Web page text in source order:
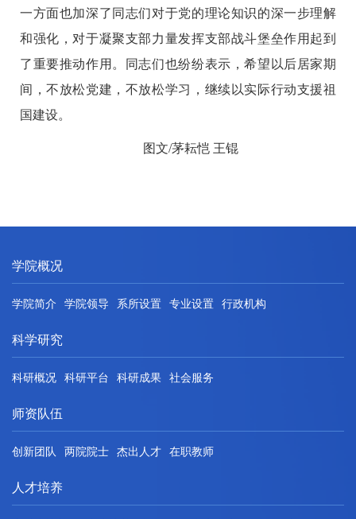
一方面也加深了同志们对于党的理论知识的深一步理解
和强化，对于凝聚支部力量发挥支部战斗堡垒作用起到
了重要推动作用。同志们也纷纷表示，希望以后居家期
间，不放松党建，不放松学习，继续以实际行动支援祖
国建设。
图文/茅耘恺 王锟
学院概况
学院简介 学院领导 系所设置 专业设置 行政机构
科学研究
科研概况 科研平台 科研成果 社会服务
师资队伍
创新团队 两院院士 杰出人才 在职教师
人才培养